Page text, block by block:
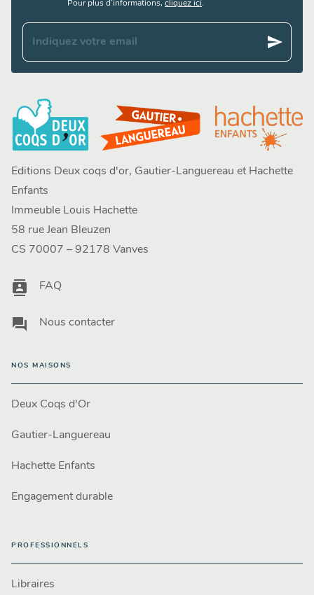
Pour plus d’informations, cliquez ici.
Indiquez votre email send
Editions Deux coqs d'or, Gautier-Languereau et Hachette
Enfants
Immeuble Louis Hachette
58 rue Jean Bleuzen
CS 70007 – 92178 Vanves
contacts FAQ
question_answer Nous contacter
NOS MAISONS
Deux Coqs d'Or
Gautier-Languereau
Hachette Enfants
Engagement durable
PROFESSIONNELS
Libraires